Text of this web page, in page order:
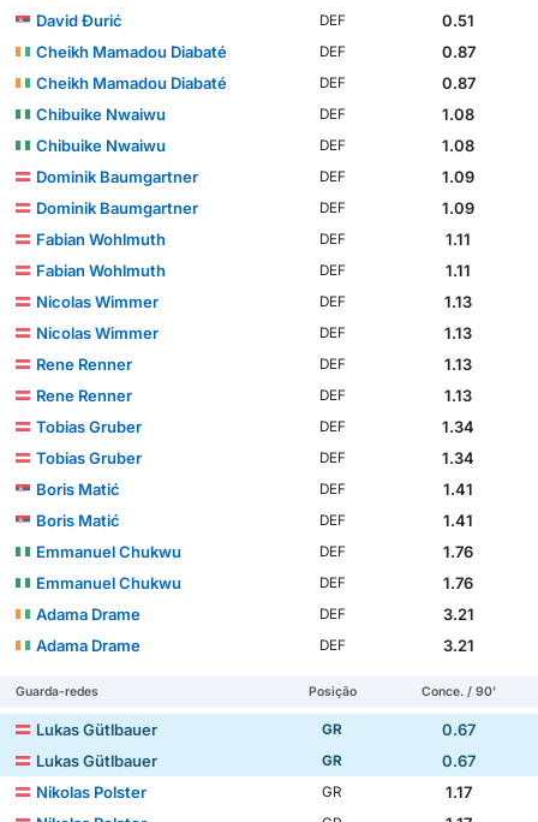
David Đurić
DEF
0.51
Cheikh Mamadou Diabaté
DEF
0.87
Cheikh Mamadou Diabaté
DEF
0.87
Chibuike Nwaiwu
DEF
1.08
Chibuike Nwaiwu
DEF
1.08
Dominik Baumgartner
DEF
1.09
Dominik Baumgartner
DEF
1.09
Fabian Wohlmuth
DEF
1.11
Fabian Wohlmuth
DEF
1.11
Nicolas Wimmer
DEF
1.13
Nicolas Wimmer
DEF
1.13
Rene Renner
DEF
1.13
Rene Renner
DEF
1.13
Tobias Gruber
DEF
1.34
Tobias Gruber
DEF
1.34
Boris Matić
DEF
1.41
Boris Matić
DEF
1.41
Emmanuel Chukwu
DEF
1.76
Emmanuel Chukwu
DEF
1.76
Adama Drame
DEF
3.21
Adama Drame
DEF 3.21
Guarda-redes Posição Conce. / 90'
Lukas Gütlbauer GR
0.67
Lukas Gütlbauer
GR
0.67
Nikolas Polster
GR
1.17